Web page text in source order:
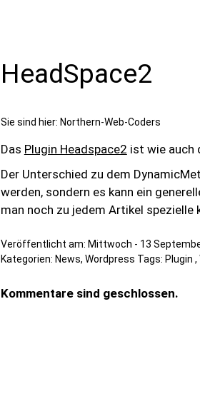
HeadSpace2
Sie sind hier: Northern-Web-Coders
Das Plugin Headspace2 ist wie auch
Der Unterschied zu dem
werden, sondern es kann ein
man noch zu jedem Artikel spezielle
Veröffentlicht am: Mittwoch - 13
Kategorien: News, Wordpress Tags: Plugin ,
Kommentare sind geschlossen.